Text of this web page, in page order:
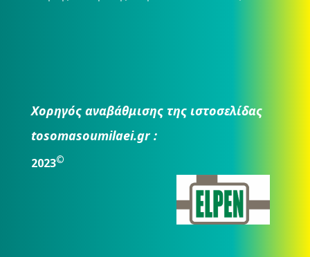
Χορηγός αναβάθμισης της ιστοσελίδας
tosomasoumilaei.gr :
2023©